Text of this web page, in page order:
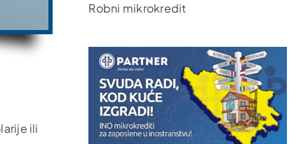
ili
Robni mikrokredit